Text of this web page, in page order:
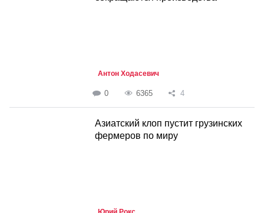
Антон Ходасевич
0 6365 4
Азиатский клоп пустит грузинских
фермеров по миру